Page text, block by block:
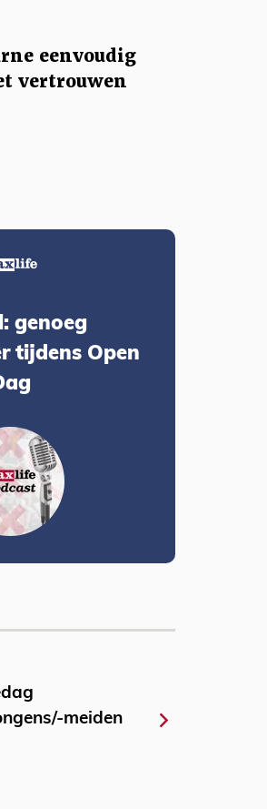
eenvoudig
vertrouwen
genoeg
tijdens Open
meiden